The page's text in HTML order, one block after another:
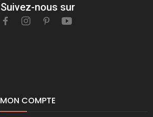
Suivez-nous sur
MON COMPTE